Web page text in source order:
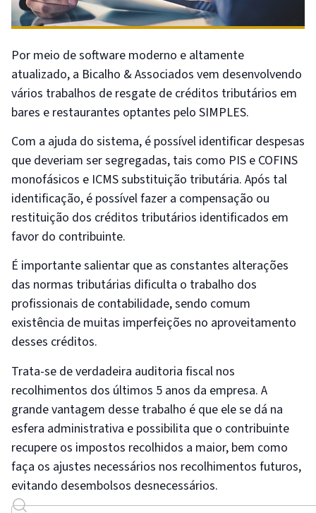
Por meio de software moderno e altamente
atualizado, a Bicalho & Associados vem desenvolvendo
vários trabalhos de resgate de créditos tributários em
bares e restaurantes optantes pelo SIMPLES.
Com a ajuda do sistema, é possível identificar despesas
que deveriam ser segregadas, tais como PIS e COFINS
monofásicos e ICMS substituição tributária. Após tal
identificação, é possível fazer a compensação ou
restituição dos créditos tributários identificados em
favor do contribuinte.
É importante salientar que as constantes alterações
das normas tributárias dificulta o trabalho dos
profissionais de contabilidade, sendo comum
existência de muitas imperfeições no aproveitamento
desses créditos.
Trata-se de verdadeira auditoria fiscal nos
recolhimentos dos últimos 5 anos da empresa. A
grande vantagem desse trabalho é que ele se dá na
esfera administrativa e possibilita que o contribuinte
recupere os impostos recolhidos a maior, bem como
faça os ajustes necessários nos recolhimentos futuros,
evitando desembolsos desnecessários.